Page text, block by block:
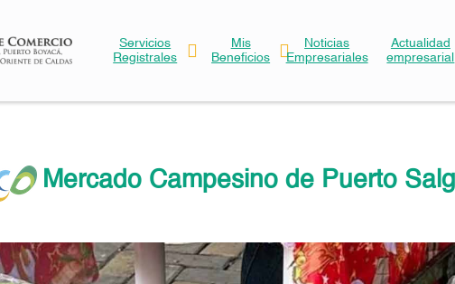
Servicios
Registrales
Mis
Beneficios
Noticias
Empresariales
Actualidad
empresarial
Mercado Campesino de Puerto